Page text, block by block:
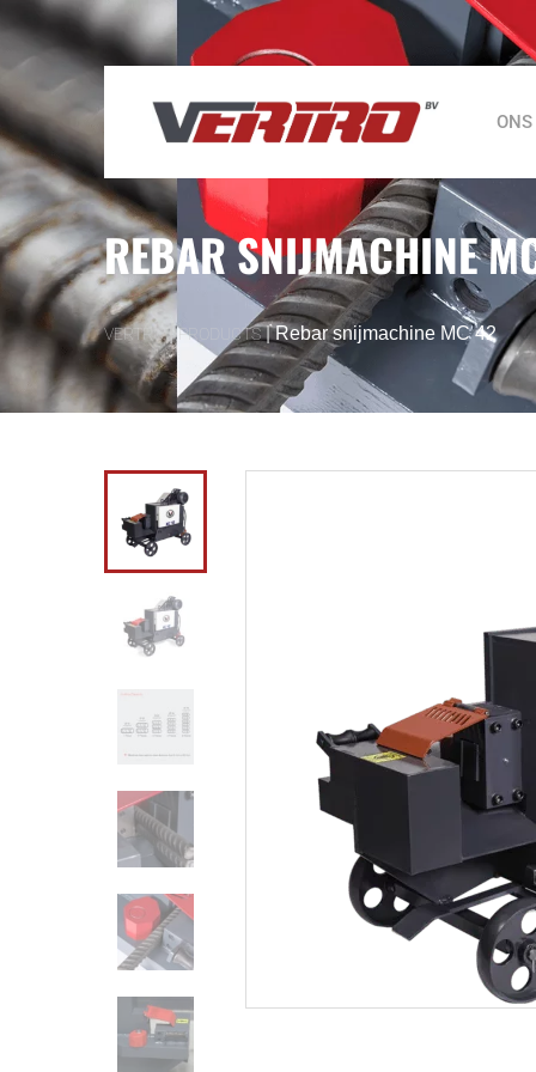
Achterloopverdichter VDR 60 C
REBAR SNIJMACHINE
VERTRO|PRODUCTS|Rebar snijmachine MC 42